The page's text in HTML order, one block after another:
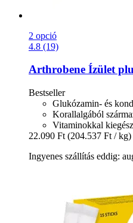
2 opció
4.8 (19)
Arthrobene Ízület
Bestseller
Glukózamin- és
Korallalgából
Vitaminokkal
22.090 Ft (204.537 Ft / kg)
Ingyenes szállítás eddig: